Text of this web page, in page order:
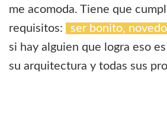
me acomoda. Tiene que
requisitos:
ser bonito,
si hay alguien que logra eso
su arquitectura y todas sus